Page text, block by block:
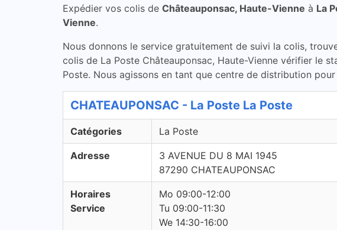
Expédier vos colis de Châteauponsac, Haute-Vienne à La
Vienne.
Nous donnons le service gratuitement de suivi la colis,
colis de La Poste Châteauponsac, Haute-Vienne vérifier le
Poste. Nous agissons en tant que centre de distribution
CHATEAUPONSAC - La Poste La Poste
Catégories La Poste
Adresse
3 AVENUE DU 8 MAI 1945
87290 CHATEAUPONSAC
Horaires
Service
Mo 09:00-12:00
Tu 09:00-11:30
We 14:30-16:00